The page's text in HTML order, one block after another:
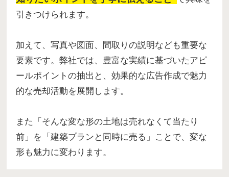
引きつけられます。
加えて、写真や図面、間取りの説明なども重要な
要素です。弊社では、豊富な実績に基づいたアピ
ールポイントの抽出と、効果的な広告作成で魅力
的な売却活動を展開します。
また「そんな変な形の土地は売れなくて当たり
前」を「建築プランと同時に売る」ことで、変な
形も魅力に変わります。